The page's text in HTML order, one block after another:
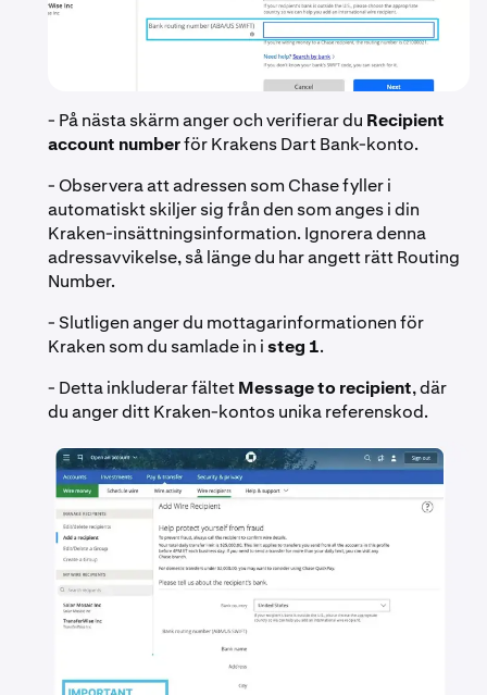
- På nästa skärm anger och verifierar du Recipient
account numberför Krakens Dart Bank-konto.
- Observera att adressen som Chase fyller i
automatiskt skiljer sig från den som anges i din
Kraken-insättningsinformation. Ignorera denna
adressavvikelse, så länge du har angett rätt Routing
Number.
- Slutligen anger du mottagarinformationen för
Kraken som du samlade in isteg 1.
- Detta inkluderar fältetMessage to recipient, där
du anger ditt Kraken-kontos unika referenskod.